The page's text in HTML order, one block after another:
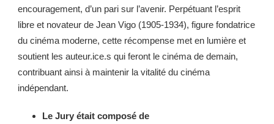
encouragement, d’un pari sur l’avenir. Perpétuant l’esprit
libre et novateur de Jean Vigo (1905-1934), figure fondatrice
du cinéma moderne, cette récompense met en lumière et
soutient les auteur.ice.s qui feront le cinéma de demain,
contribuant ainsi à maintenir la vitalité du cinéma
indépendant.
Le Jury était composé de